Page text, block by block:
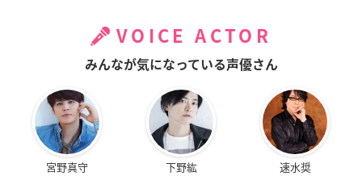
VOICE ACTOR
みんなが気になっている声優さん
宮野真守 下野紘 速水奨